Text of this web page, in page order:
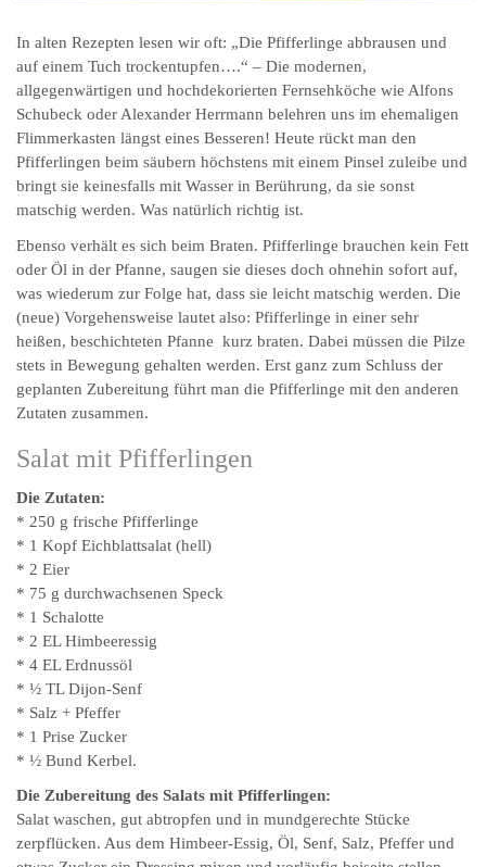
In alten Rezepten lesen wir oft: „Die Pfifferlinge abbrausen und
auf einem Tuch trockentupfen….“ – Die modernen,
allgegenwärtigen und hochdekorierten Fernsehköche wie Alfons
Schubeck oder Alexander Herrmann belehren uns im ehemaligen
Flimmerkasten längst eines Besseren! Heute rückt man den
Pfifferlingen beim säubern höchstens mit einem Pinsel zuleibe und
bringt sie keinesfalls mit Wasser in Berührung, da sie sonst
matschig werden. Was natürlich richtig ist.
Ebenso verhält es sich beim Braten. Pfifferlinge brauchen kein Fett
oder Öl in der Pfanne, saugen sie dieses doch ohnehin sofort auf,
was wiederum zur Folge hat, dass sie leicht matschig werden. Die
(neue) Vorgehensweise lautet also: Pfifferlinge in einer sehr
heißen, beschichteten Pfanne kurz braten. Dabei müssen die Pilze
stets in Bewegung gehalten werden. Erst ganz zum Schluss der
geplanten Zubereitung führt man die Pfifferlinge mit den anderen
Zutaten zusammen.
Salat mit Pfifferlingen
Die Zutaten:
* 250 g frische Pfifferlinge
* 1 Kopf Eichblattsalat (hell)
* 2 Eier
* 75 g durchwachsenen Speck
* 1 Schalotte
* 2 EL Himbeeressig
* 4 EL Erdnussöl
* ½ TL Dijon-Senf
* Salz + Pfeffer
* 1 Prise Zucker
* ½ Bund Kerbel.
Die Zubereitung des Salats mit Pfifferlingen:
Salat waschen, gut abtropfen und in mundgerechte Stücke
zerpflücken. Aus dem Himbeer-Essig, Öl, Senf, Salz, Pfeffer und